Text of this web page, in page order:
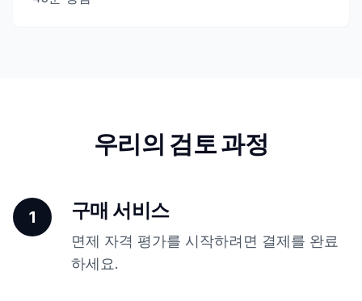
우리의 검토 과정
1 구매 서비스
면제 자격 평가를 시작하려면 결제를 완료
하세요.